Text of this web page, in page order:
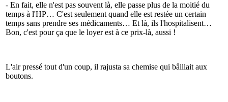
- En fait, elle n'est pas souvent là, elle passe plus de la moitié du
temps à l'HP… C'est seulement quand elle est restée un certain
temps sans prendre ses médicaments… Et là, ils l'hospitalisent…
Bon, c'est pour ça que le loyer est à ce prix-là, aussi !
L'air pressé tout d'un coup, il rajusta sa chemise qui bâillait aux
boutons.